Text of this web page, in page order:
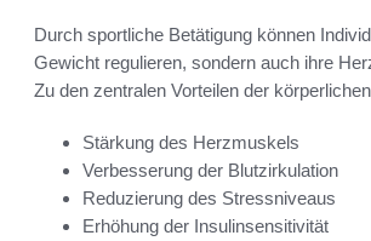
Durch sportliche Betätigung können
Gewicht regulieren, sondern auch ihre
Zu den zentralen Vorteilen der
Stärkung des Herzmuskels
Verbesserung der Blutzirkulation
Reduzierung des Stressniveaus
Erhöhung der Insulinsensitivität